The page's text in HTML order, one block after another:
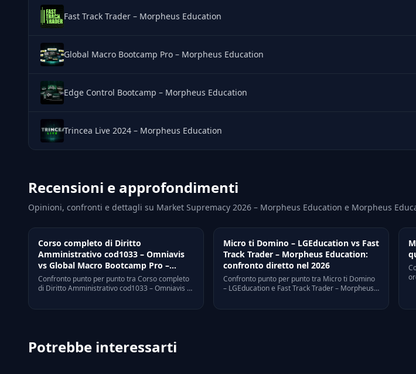
Fast Track Trader – Morpheus Education
Global Macro Bootcamp Pro – Morpheus Education
Edge Control Bootcamp – Morpheus Education
Trincea Live 2024 – Morpheus Education
Recensioni e approfondimenti
Opinioni, confronti e dettagli su Market Supremacy 2026 – Morpheus Education e Morpheus
Corso completo di Diritto
Amministrativo cod1033 – Omniavis
vs Global Macro Bootcamp Pro –
Morpheus Education: confronto
diretto nel 2026
Confronto punto per punto tra Corso completo
di Diritto Amministrativo cod1033 – Omniavis e
Micro ti Domino – LGEducation vs Fast
Track Trader – Morpheus Education:
confronto diretto nel 2026
Confronto punto per punto tra Micro ti Domino
– LGEducation e Fast Track Trader – Morpheus
Potrebbe interessarti